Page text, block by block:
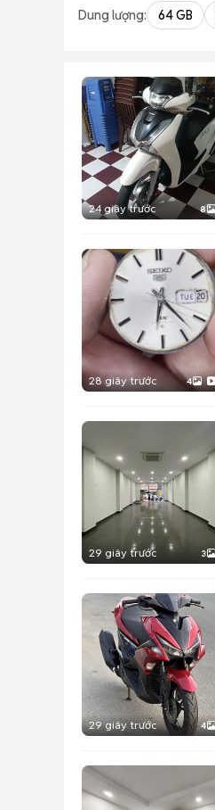
Dung lượng: 64 GB
24 giây trước 8
28 giây trước 4
29 giây trước 3
29 giây trước 4